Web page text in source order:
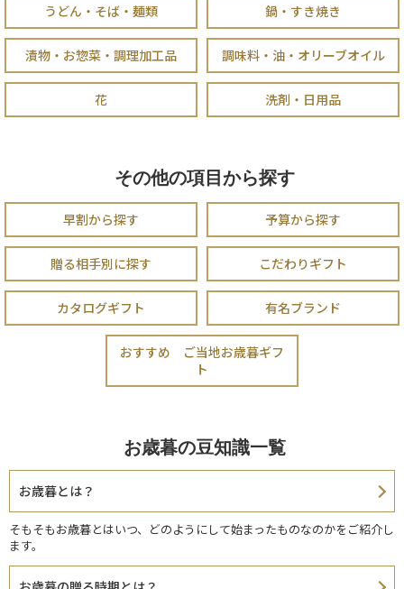
うどん・そば・麺類 鍋・すき焼き
漬物・お惣菜・調理加工品 調味料・油・オリーブオイル
花 洗剤・日用品
その他の項目から探す
早割から探す 予算から探す
贈る相手別に探す こだわりギフト
カタログギフト 有名ブランド
おすすめ ご当地お歳暮ギフ
ト
お歳暮の豆知識一覧
お歳暮とは？
そもそもお歳暮とはいつ、どのようにして始まったものなのかをご紹介し
ます。